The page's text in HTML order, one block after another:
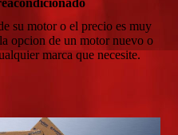
su motor o el precio es muy
opcion de un motor nuevo o
marca que necesite.